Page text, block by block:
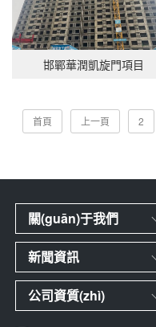
邯鄲華潤凱旋門項目
首頁 上一頁 2
關(guān)于我們
新聞資訊
公司資質(zhì)